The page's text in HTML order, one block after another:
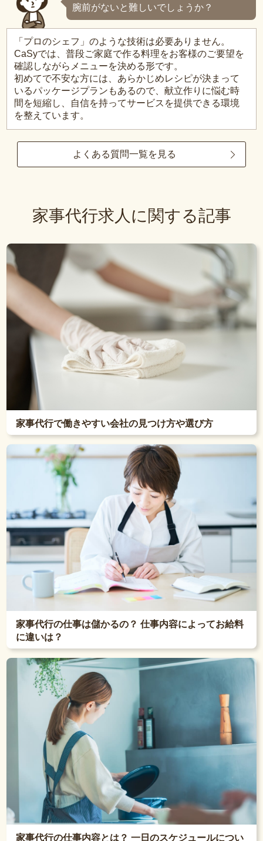
腕前がないと難しいでしょうか？
「プロのシェフ」のような技術は必要ありません。
CaSyでは、普段ご家庭で作る料理をお客様のご要望を
確認しながらメニューを決める形です。
初めてで不安な方には、あらかじめレシピが決まって
いるパッケージプランもあるので、献立作りに悩む時
間を短縮し、自信を持ってサービスを提供できる環境
を整えています。
よくある質問一覧を見る
家事代行求人に関する記事
家事代行で働きやすい会社の見つけ方や選び方
家事代行の仕事は儲かるの？ 仕事内容によってお給料
に違いは？
家事代行の仕事内容とは？ 一日のスケジュールについ